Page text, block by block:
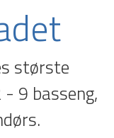
største
9 basseng,